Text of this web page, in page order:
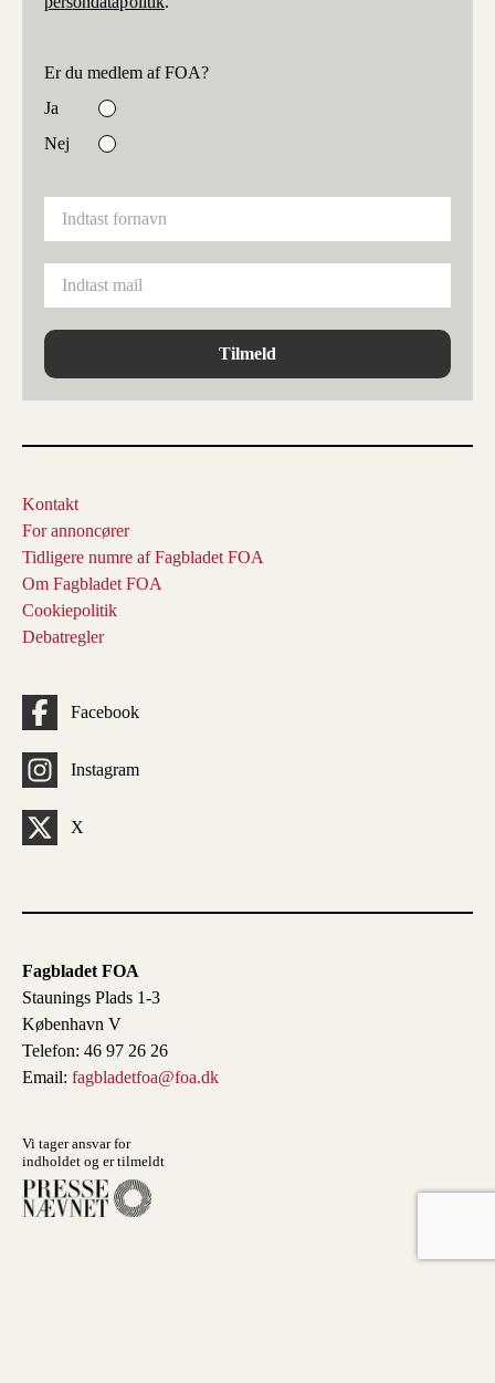
Er du medlem af FOA?
Ja
Nej
Tilmeld
Fagbladet FOA
Staunings Plads 1-3
København V
Telefon: 46 97 26 26
Email: fagbladetfoa@foa.dk
Vi tager ansvar for
indholdet og er tilmeldt
Kontakt
For annoncører
Tidligere numre af Fagbladet FOA
Om Fagbladet FOA
Cookiepolitik
Debatregler
Facebook
Instagram
X